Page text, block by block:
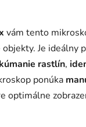
vám tento
Je ideálny
rastlín,
ponúka
optimálne